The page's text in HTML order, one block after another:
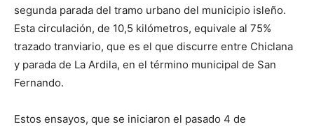
segunda parada del tramo urbano del municipio isleño.
Esta circulación, de 10,5 kilómetros, equivale al 75%
trazado tranviario, que es el que discurre entre Chiclana
y parada de La Ardila, en el término municipal de San
Fernando.
Estos ensayos, que se iniciaron el pasado 4 de